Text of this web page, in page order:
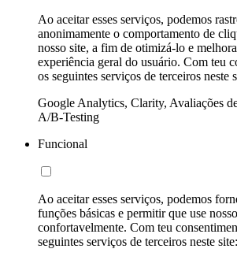
Ao aceitar esses serviços, podemos
anonimamente o comportamento de
nosso site, a fim de otimizá-lo e
experiência geral do usuário. Com teu
os seguintes serviços de terceiros neste
Google Analytics, Clarity, Avaliações
A/B-Testing
Funcional
Ao aceitar esses serviços, podemos
funções básicas e permitir que use
confortavelmente. Com teu
seguintes serviços de terceiros neste site: